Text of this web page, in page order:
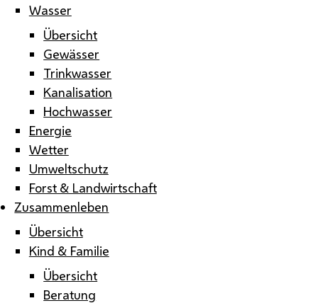
Wasser
Übersicht
Gewässer
Trinkwasser
Kanalisation
Hochwasser
Energie
Wetter
Umweltschutz
Forst & Landwirtschaft
Zusammenleben
Übersicht
Kind & Familie
Übersicht
Beratung